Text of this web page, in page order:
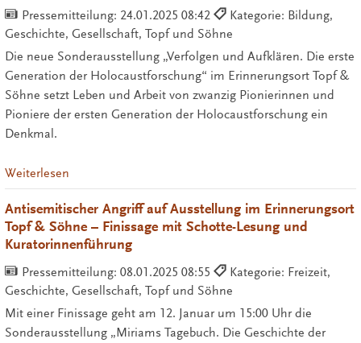
Pressemitteilung: 24.01.2025 08:42
Kategorie: Bildung,
Geschichte, Gesellschaft, Topf und Söhne
Die neue Sonderausstellung „Verfolgen und Aufklären. Die erste
Generation der Holocaustforschung“ im Erinnerungsort Topf &
Söhne setzt Leben und Arbeit von zwanzig Pionierinnen und
Pioniere der ersten Generation der Holocaustforschung ein
Denkmal.
Weiterlesen
Antisemitischer Angriff auf Ausstellung im Erinnerungsort
Topf & Söhne – Finissage mit Schotte-Lesung und
Kuratorinnenführung
Pressemitteilung: 08.01.2025 08:55
Kategorie: Freizeit,
Geschichte, Gesellschaft, Topf und Söhne
Mit einer Finissage geht am 12. Januar um 15:00 Uhr die
Sonderausstellung „Miriams Tagebuch. Die Geschichte der